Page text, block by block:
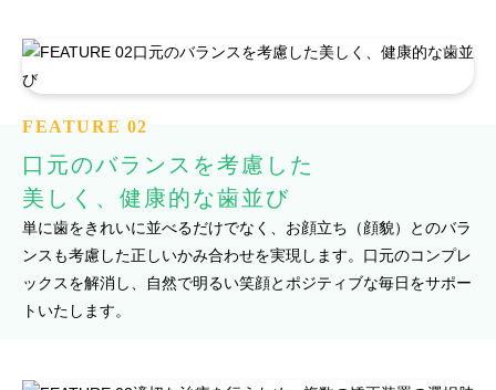
FEATURE 02
口元のバランスを考慮した
美しく、健康的な歯並び
単に歯をきれいに並べるだけでなく、お顔立ち（顔貌）とのバラ
ンスも考慮した正しいかみ合わせを実現します。口元のコンプレ
ックスを解消し、自然で明るい笑顔とポジティブな毎日をサポー
トいたします。